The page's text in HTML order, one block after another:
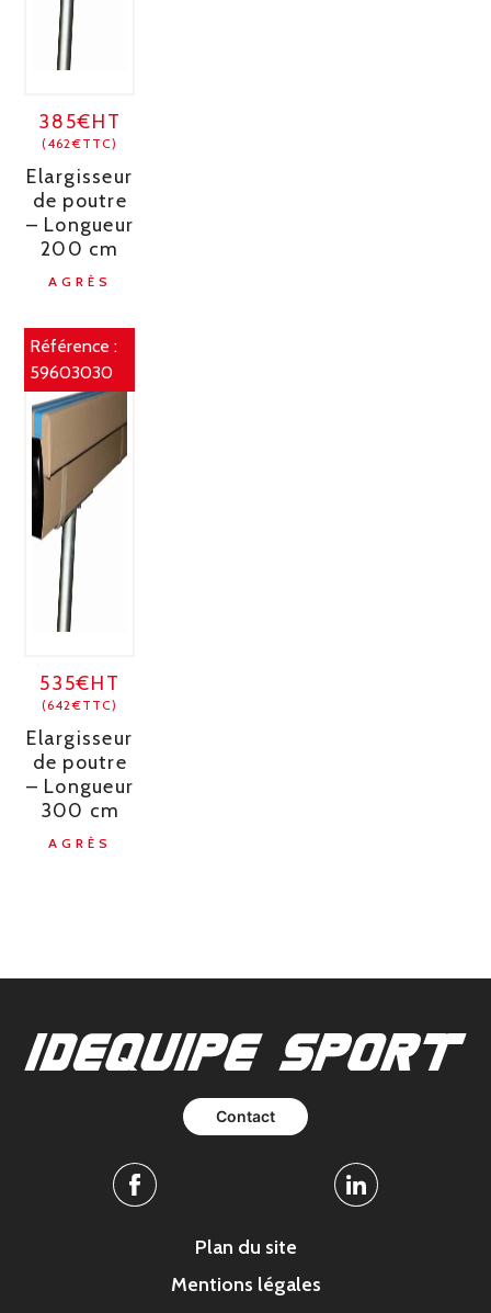
385€HT
(462€TTC)
Elargisseur
de poutre
– Longueur
200 cm
AGRÈS
Référence :
59603030
535€HT
(642€TTC)
Elargisseur
de poutre
– Longueur
300 cm
AGRÈS
Contact
Facebook Linkedin
Plan du site
Mentions légales